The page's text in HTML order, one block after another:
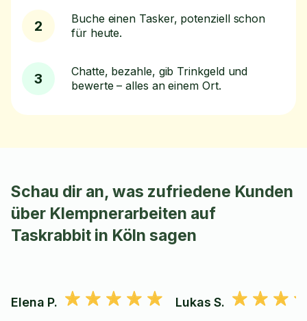
2
Buche einen Tasker, potenziell schon
für heute.
3
Chatte, bezahle, gib Trinkgeld und
bewerte – alles an einem Ort.
Schau dir an, was zufriedene Kunden
über Klempnerarbeiten auf
Taskrabbit in Köln sagen
Elena P. Lukas S.